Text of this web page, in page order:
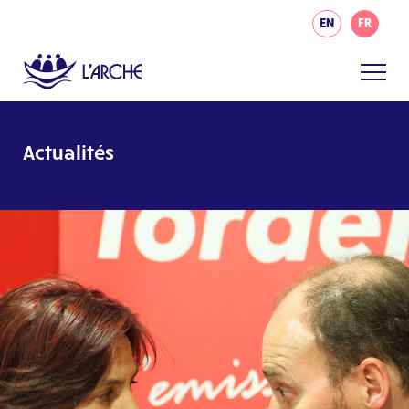
EN FR
Actualités